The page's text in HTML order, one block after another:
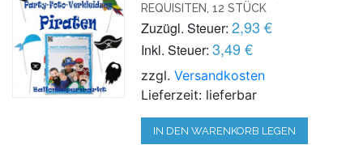
REQUISITEN, 12 STÜCK
Zuzügl. Steuer: 2,93 €
Inkl. Steuer: 3,49 €
zzgl.Versandkosten
Lieferzeit: lieferbar
IN DEN WARENKORB LEGEN